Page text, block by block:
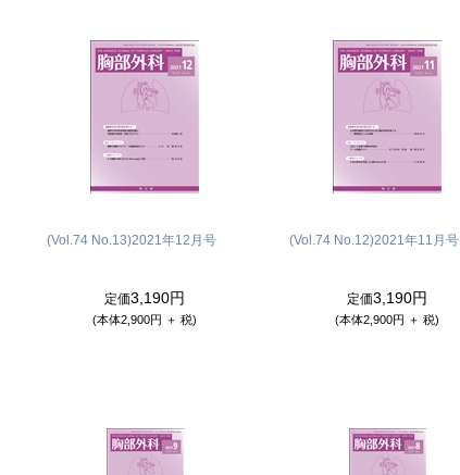
(Vol.74 No.13)2021年12月号
定価3,190円
(本体2,900円 ＋ 税)
(Vol.74 No.12)2021年11月号
定価3,190円
(本体2,900円 ＋ 税)